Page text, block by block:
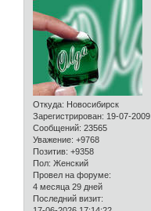
Откуда: Новосибирск
Зарегистрирован: 19-07-2009
Сообщений: 23565
Уважение: +9768
Позитив: +9358
Пол: Женский
Провел на форуме:
4 месяца 29 дней
Последний визит: